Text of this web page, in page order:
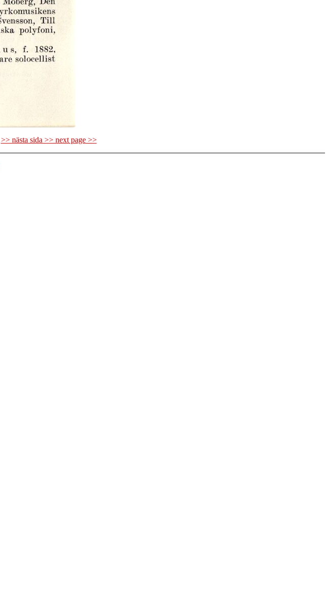
>> nästa sida >> next page >>